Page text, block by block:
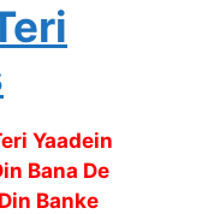
Yaadein
Bana De
Banke